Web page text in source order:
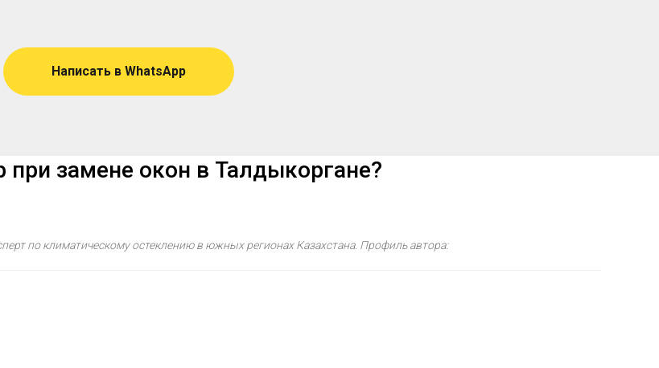
Написать в WhatsApp
при замене окон в Талдыкоргане?
по климатическому остеклению в южных регионах Казахстана. Профиль автора: